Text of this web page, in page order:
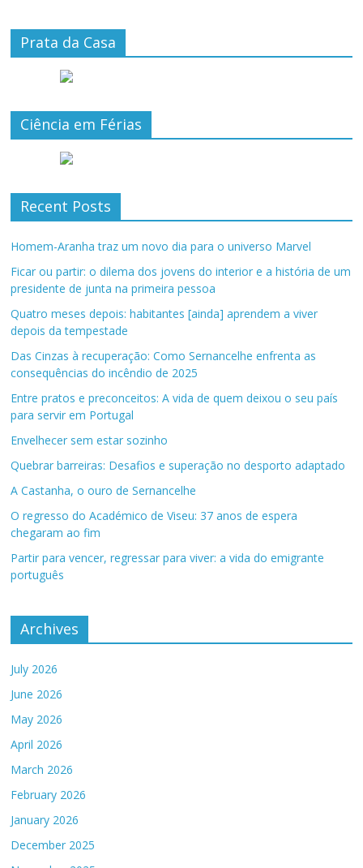
Prata da Casa
Ciência em Férias
Recent Posts
Homem-Aranha traz um novo dia para o universo Marvel
Ficar ou partir: o dilema dos jovens do interior e a história de um
presidente de junta na primeira pessoa
Quatro meses depois: habitantes [ainda] aprendem a viver
depois da tempestade
Das Cinzas à recuperação: Como Sernancelhe enfrenta as
consequências do incêndio de 2025
Entre pratos e preconceitos: A vida de quem deixou o seu país
para servir em Portugal
Envelhecer sem estar sozinho
Quebrar barreiras: Desafios e superação no desporto adaptado
A Castanha, o ouro de Sernancelhe
O regresso do Académico de Viseu: 37 anos de espera
chegaram ao fim
Partir para vencer, regressar para viver: a vida do emigrante
português
Archives
July 2026
June 2026
May 2026
April 2026
March 2026
February 2026
January 2026
December 2025